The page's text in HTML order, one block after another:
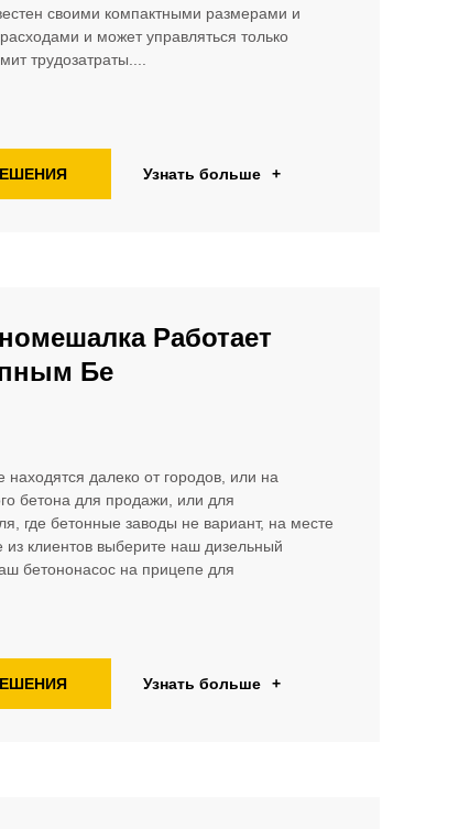
своими компактными размерами и
и может управляться только
трудозатраты....
Узнать больше +
Работает
Бе
находятся далеко от городов, или на
бетона для продажи, или для
где бетонные заводы не вариант, на месте
из клиентов выберите наш дизельный
бетононасос на прицепе для
Узнать больше +